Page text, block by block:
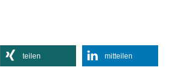
teilen mitteilen